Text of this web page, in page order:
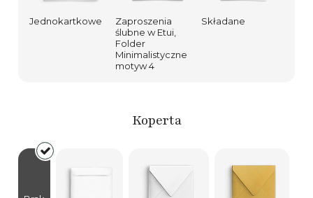
Jednokartkowe
Zaproszenia
ślubne w Etui,
Folder
Minimalistyczne
motyw 4
Składane
Koperta